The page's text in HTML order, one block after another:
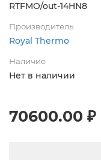
RTFMO/out-14HN8
Производитель
Royal Thermo
Наличие
Нет в наличии
70600.00 ₽